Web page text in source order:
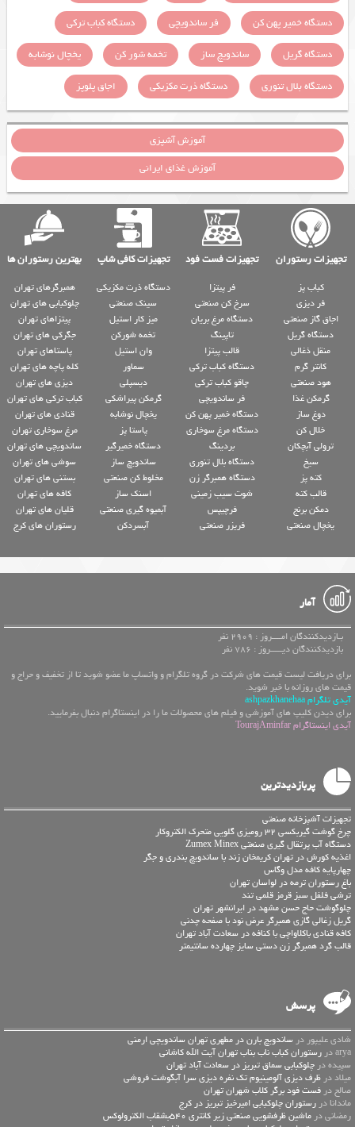
دستگاه خمیر پهن کن
فر ساندویچی
دستگاه کباب ترکی
دستگاه گریل
ساندویچ ساز تخمه شور کن
یخچال نوشابه
دستگاه بلال تنوری
دستگاه ذرت مکزیکی اجاق پلوپز
آموزش آشپزی
آموزش غذای ایرانی
تجهیزات رستوران تجهیزات فست فود تجهیزات کافی شاپ بهترین رستوران ها
کباب پز
فر دیزی
اجاق گاز صنعتی
دستگاه گریل
منقل ذغالی
کانتر گرم
هود صنعتی
گرمکن غذا
دوغ ساز
خلال کن
ترولی آبچکان
سیخ
کته پز
قالب کته
دمکن برنج
یخچال صنعتی
فر پیتزا
سرخ کن صنعتی
دستگاه مرغ بریان
تاپینگ
قالب پیتزا
دستگاه کباب ترکی
چاقو کباب ترکی
فر ساندویچی
دستگاه خمیر پهن کن
دستگاه مرغ سوخاری
بردینگ
دستگاه بلال تنوری
دستگاه همبرگر زن
شوت سیب زمینی
فرچیپس
فریزر صنعتی
دستگاه ذرت مکزیکی
سینک صنعتی
میز کار استیل
تخمه شورکن
وان استیل
سماور
دیسپلی
گرمکن پیراشکی
یخچال نوشابه
پاستا پز
دستگاه خمیرگیر
ساندویچ ساز
مخلوط کن صنعتی
اسنک ساز
آبمیوه گیری صنعتی
آبسردکن
همبرگرهای تهران
چلوکبابی های تهران
پیتزاهای تهران
جگرکی های تهران
پاستاهای تهران
کله پاچه های تهران
دیزی های تهران
کباب ترکی های تهران
قنادی های تهران
مرغ سوخاری تهران
ساندویچی های تهران
سوشی های تهران
بستنی های تهران
کافه های تهران
قلیان های تهران
رستوران های کرج
آمار
بـازدیدکنندگان امــــروز : 2909 نفر
بازدیدکنندگان دیـــــروز : 786 نفر
برای دریافت لیست قیمت های شرکت در گروه تلگرام و واتساپ ما عضو شوید تا از تخفیف و حراج و
قیمت های روزانه با خبر شوید.
آیدی تلگرام ashpazkhanehaa
برای دیدن کلیپ های آموزشی و فیلم های محصولات ما را در اینستاگرام دنبال بفرمایید.
آیدی اینستاگرام TourajAminfar
پربازدیدترین
تجهیزات آشپزخانه صنعتی
چرخ گوشت گیربکسی 32 رومیزی گلویی متحرک الکتروکار
دستگاه آب پرتقال گیری صنعتی Zumex Minex
اغذیه کورش در تهران کریمخان زند با ساندویچ بندری و جگر
چهارپایه کافه مدل وگاس
باغ رستوران ترمه در لواسان تهران
ترشی فلفل سبز قرمز قلمی تند
چلوگوشت حاج حسن مشهد در ایرانشهر تهران
گریل زغالی گازی همبرگر عرض نود با صفحه چدنی
کافه قنادی باکلاواچی با کنافه در سعادت آباد تهران
قالب گرد همبرگر زن دستی سایز چهارده سانتیمتر
پرسش
شادی علیپور در ساندویچ بارن در مطهری تهران ساندویچی ارمنی
arya در
رستوران کباب ناب بناب تهران آیت الله کاشانی
سپیده در چلوکبابی سماق تبریز در سعادت آباد تهران
میلاد در ظرف دیزی آلومینیوم تک نفره دیزی سرا آبگوشت فروشی
صالح در فست فود برگر کلاب شهران تهران
ماندانا در رستوران چلوکبابی امیرخیز تبریز در کرج
رمضانی در ماشین ظرفشویی صنعتی زیر کانتری 540بشقاب الکترولوکس